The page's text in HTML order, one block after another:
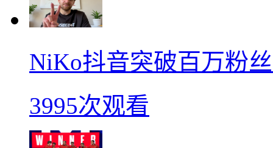
NiKo抖音突破百万粉
3995次观看